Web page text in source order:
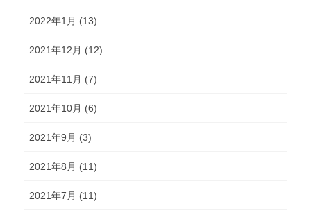
2022年1月 (13)
2021年12月 (12)
2021年11月 (7)
2021年10月 (6)
2021年9月 (3)
2021年8月 (11)
2021年7月 (11)